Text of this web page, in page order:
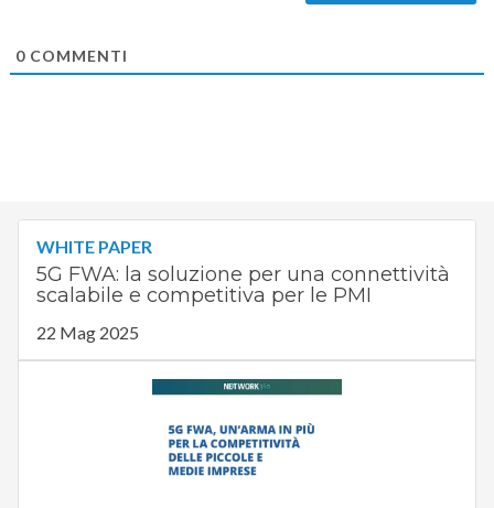
0COMMENTI
WHITE PAPER
5G FWA: la soluzione per una connettività
scalabile e competitiva per le PMI
22 Mag 2025